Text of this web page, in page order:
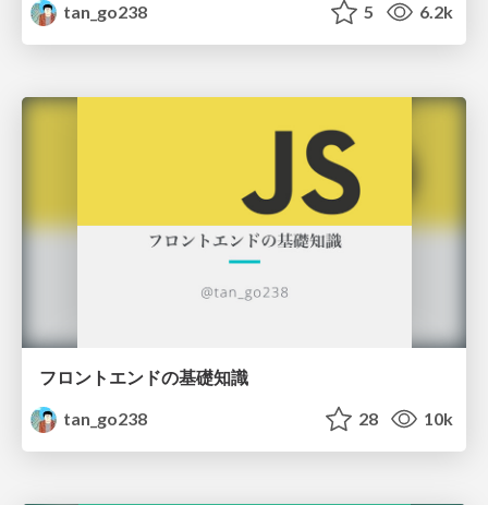
tan_go238 5 6.2k
フロントエンドの基礎知識
tan_go238
28 10k